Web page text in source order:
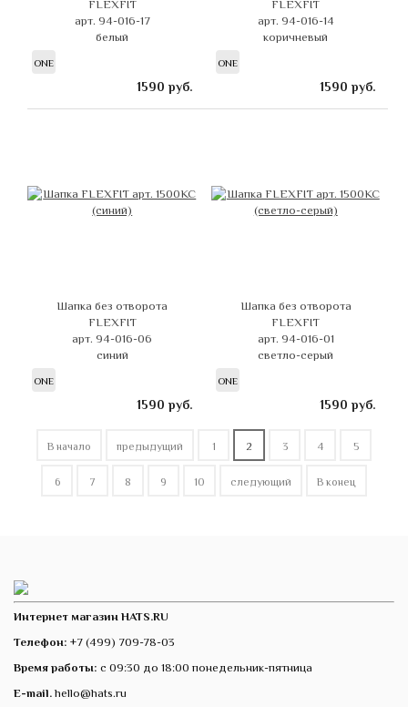
FLEXFIT
арт. 94-016-17
белый
ONE
1590 руб.
FLEXFIT
арт. 94-016-14
коричневый
ONE
1590 руб.
Шапка без отворота
FLEXFIT
арт. 94-016-06
синий
ONE
1590 руб.
Шапка без отворота
FLEXFIT
арт. 94-016-01
светло-серый
ONE
1590 руб.
В начало предыдущий 1 2 3 4 5
6 7 8 9 10 следующий В конец
Интернет магазин HATS.RU
Телефон: +7 (499) 709-78-03
Время работы: с 09:30 до 18:00 понедельник-пятница
E-mail. hello@hats.ru